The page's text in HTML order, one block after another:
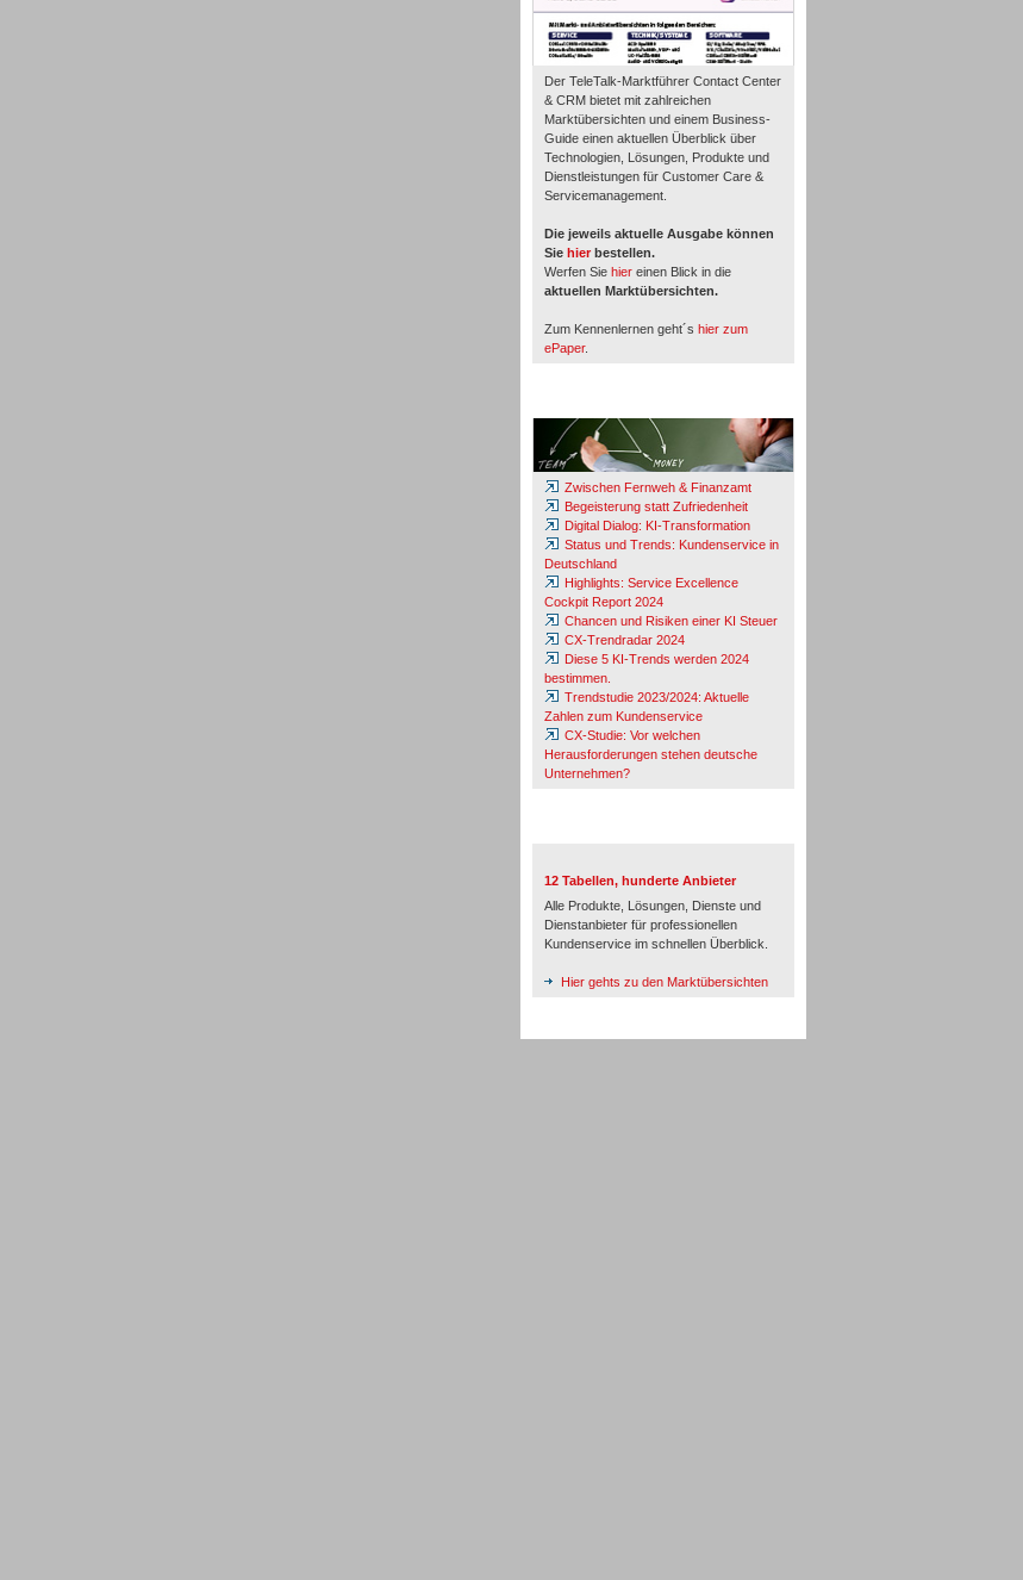
Der TeleTalk-Marktführer Contact Center
& CRM bietet mit zahlreichen
Marktübersichten und einem Business-
Guide einen aktuellen Überblick über
Technologien, Lösungen, Produkte und
Dienstleistungen für Customer Care &
Servicemanagement.
Die jeweils aktuelle Ausgabe können
Sie hier bestellen.
Werfen Sie hier einen Blick in die
aktuellen Marktübersichten.
Zum Kennenlernen geht´s hier zum
ePaper.
Zwischen Fernweh & Finanzamt
Begeisterung statt Zufriedenheit
Digital Dialog: KI-Transformation
Status und Trends: Kundenservice in
Deutschland
Highlights: Service Excellence
Cockpit Report 2024
Chancen und Risiken einer KI Steuer
CX-Trendradar 2024
Diese 5 KI-Trends werden 2024
bestimmen.
Trendstudie 2023/2024: Aktuelle
Zahlen zum Kundenservice
CX-Studie: Vor welchen
Herausforderungen stehen deutsche
Unternehmen?
12 Tabellen, hunderte Anbieter
Alle Produkte, Lösungen, Dienste und
Dienstanbieter für professionellen
Kundenservice im schnellen Überblick.
Hier gehts zu den Marktübersichten